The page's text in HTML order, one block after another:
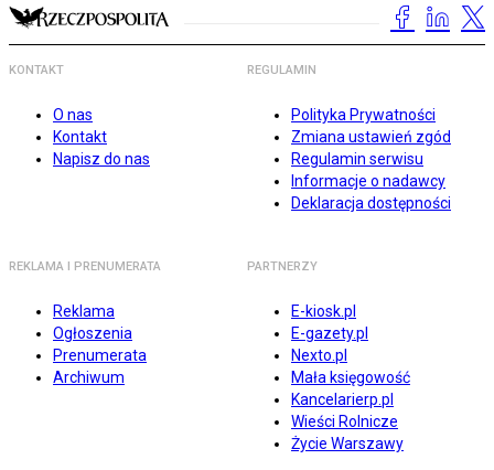
KONTAKT
O nas
Kontakt
Napisz do nas
REGULAMIN
Polityka Prywatności
Zmiana ustawień zgód
Regulamin serwisu
Informacje o nadawcy
Deklaracja dostępności
REKLAMA I PRENUMERATA
Reklama
Ogłoszenia
Prenumerata
Archiwum
PARTNERZY
E-kiosk.pl
E-gazety.pl
Nexto.pl
Mała księgowość
Kancelarierp.pl
Wieści Rolnicze
Życie Warszawy